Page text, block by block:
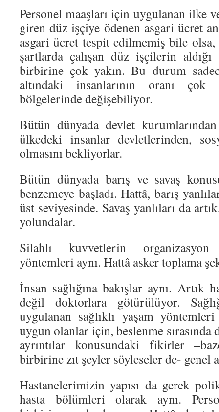
Personel maaşları için uygulanan ilke
giren düz işçiye ödenen asgari ücret
asgari ücret tespit edilmemiş bile
şartlarda çalışan düz işçilerin
birbirine çok yakın. Bu durum
altındaki insanlarının oranı
bölgelerinde değişebiliyor.
Bütün dünyada devlet
ülkedeki insanlar devletlerinden,
olmasını bekliyorlar.
Bütün dünyada barış ve savaş
benzemeye başladı. Hattâ, barış
üst seviyesinde. Savaş yanlıları da
yolundalar.
Silahlı kuvvetlerin
yöntemleri aynı. Hattâ asker toplama
İnsan sağlığına bakışlar aynı. Artık
değil doktorlara götürülüyor.
uygulanan sağlıklı yaşam
uygun olanlar için, beslenme
ayrıntılar konusundaki fikirler
birbirine zıt şeyler söyleseler de- genel
Hastanelerimizin yapısı da gerek
hasta bölümleri olarak aynı.